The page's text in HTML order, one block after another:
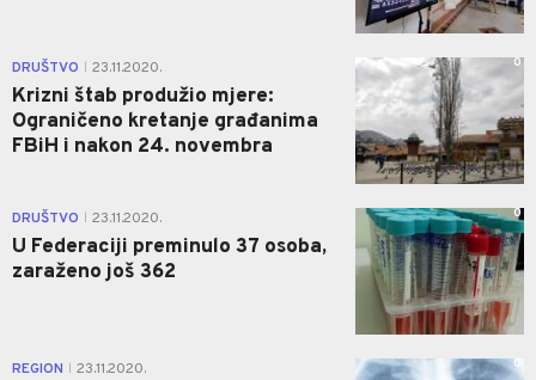
DRUŠTVO 23.11.2020.
Krizni štab produžio mjere:
Ograničeno kretanje građanima
FBiH i nakon 24. novembra
0
DRUŠTVO 23.11.2020.
U Federaciji preminulo 37 osoba,
zaraženo još 362
0
REGION 23.11.2020. 0